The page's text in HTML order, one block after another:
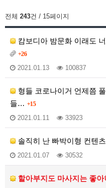
전체 243건 / 15페이지
캄보디아 밤문화 이래도
+26
2021.01.13 100837
형들 코로나이거 언제쯤
들… +15
2021.01.11 33923
솔직히 난 빠박이형 컨텐
2021.01.07 30532
할아부지도 마사지는 좋